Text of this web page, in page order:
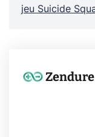
jeu Suicide
Zendure